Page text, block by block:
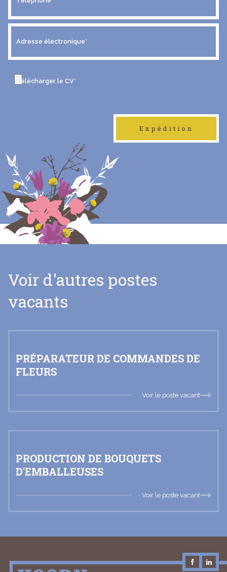
Adresse électronique*
Télécharger le CV*
Expédition
Voir d'autres postes
vacants
PRÉPARATEUR DE COMMANDES DE
FLEURS
Voir le poste vacant
PRODUCTION DE BOUQUETS
D'EMBALLEUSES
Voir le poste vacant